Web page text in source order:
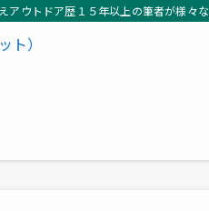
ウトドア歴１５年以上の筆者が様々